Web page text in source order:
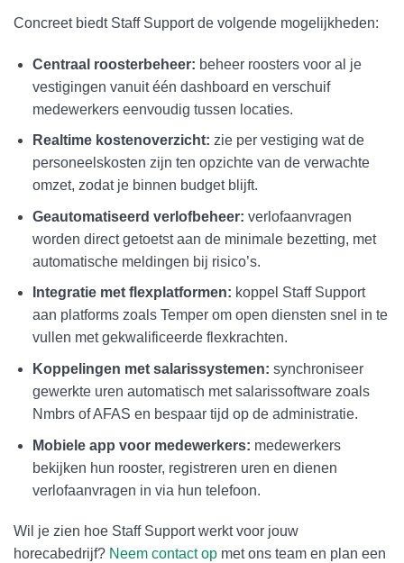
Concreet biedt Staff Support de volgende mogelijkheden:
Centraal roosterbeheer: beheer roosters voor al je
vestigingen vanuit één dashboard en verschuif
medewerkers eenvoudig tussen locaties.
Realtime kostenoverzicht: zie per vestiging wat de
personeelskosten zijn ten opzichte van de verwachte
omzet, zodat je binnen budget blijft.
Geautomatiseerd verlofbeheer: verlofaanvragen
worden direct getoetst aan de minimale bezetting, met
automatische meldingen bij risico’s.
Integratie met flexplatformen: koppel Staff Support
aan platforms zoals Temper om open diensten snel in te
vullen met gekwalificeerde flexkrachten.
Koppelingen met salarissystemen: synchroniseer
gewerkte uren automatisch met salarissoftware zoals
Nmbrs of AFAS en bespaar tijd op de administratie.
Mobiele app voor medewerkers: medewerkers
bekijken hun rooster, registreren uren en dienen
verlofaanvragen in via hun telefoon.
Wil je zien hoe Staff Support werkt voor jouw
horecabedrijf? Neem contact op met ons team en plan een